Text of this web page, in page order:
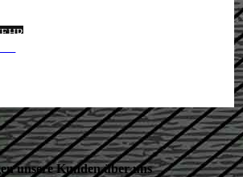
unsere Kunden über uns